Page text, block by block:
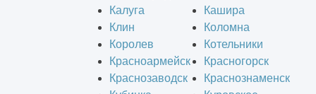
Калуга
Кашира
Клин
Коломна
Королев
Котельники
Красноармейск
Красногорск
Краснозаводск
Краснознаменск